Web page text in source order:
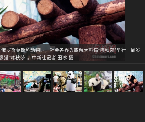
俄罗斯莫斯科动物园，社会各界为旅俄大熊猫“喀秋莎”举行一周岁
猫“喀秋莎”。中新社记者 田冰 摄